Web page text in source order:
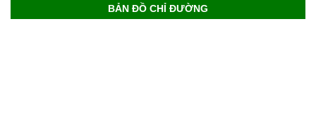
BẢN ĐỒ CHỈ ĐƯỜNG